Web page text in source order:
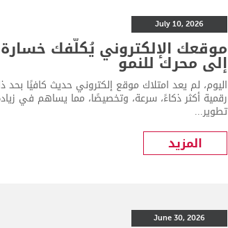
July 10, 2026
موقعك الإلكتروني يُكلّفك
إلى محرك للنمو
رقمية أكثر ذكاءً، سرعة، وتخصيصًا، مما يساهم في
تطوير...
المزيد
June 30, 2026